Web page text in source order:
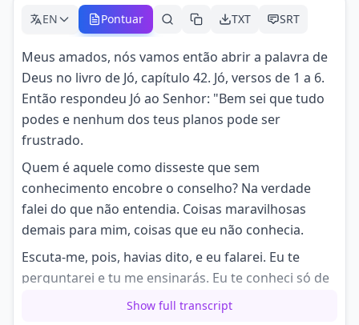
EN Pontuar TXT SRT
Meus amados, nós vamos então abrir a palavra de
Deus no livro de Jó, capítulo 42. Jó, versos de 1 a 6.
Então respondeu Jó ao Senhor: "Bem sei que tudo
podes e nenhum dos teus planos pode ser
frustrado.
Quem é aquele como disseste que sem
conhecimento encobre o conselho? Na verdade
falei do que não entendia. Coisas maravilhosas
demais para mim, coisas que eu não conhecia.
Escuta-me, pois, havias dito, e eu falarei. Eu te
perguntarei e tu me ensinarás. Eu te conheci só de
ouvir, mas agora os meus olhos te vêm.
Show full transcript